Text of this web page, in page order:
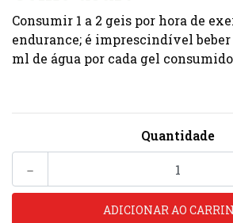
Consumir 1 a 2 geis por hora de
endurance; é imprescindível
ml de água por cada gel
Quantidade
-